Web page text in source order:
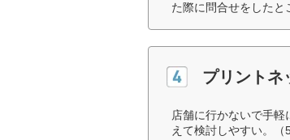
た際に問合せをしたと
プリントネ
店舗に行かないで手
えて検討しやすい。（